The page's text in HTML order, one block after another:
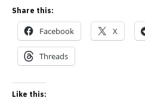
Share this:
Facebook X
Threads
Like this: